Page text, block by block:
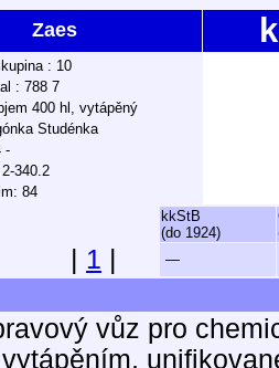
Zaes
: 10
: 788 7
400 hl, vytápěný
Studénka
-
340.2
84
kkStB
(do 1924)
1 —
vůz pro